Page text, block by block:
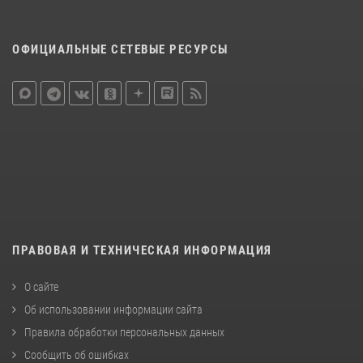
ОФИЦИАЛЬНЫЕ СЕТЕВЫЕ РЕСУРСЫ
ПРАВОВАЯ И ТЕХНИЧЕСКАЯ ИНФОРМАЦИЯ
О сайте
Об использовании информации сайта
Правила обработки персональных данных
Сообщить об ошибках